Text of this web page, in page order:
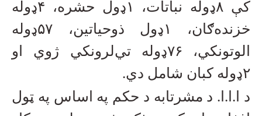
کې ۸ډوله نباتات، ۱ډول حشره، ۴ډوله
خزنده‌ګان،
۱ډول ذوحیاتین، ۵۷ډوله
الوتونکي، ۷۶ډوله تي‌لرونکي ژوي او
۲ډوله کبان شامل دي.
د ا.ا.ا. د مشرتابه د حکم په اساس په ټول